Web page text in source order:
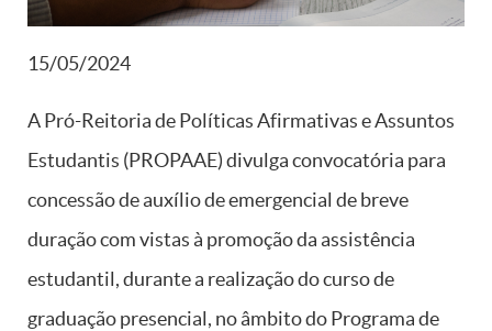
15/05/2024
A Pró-Reitoria de Políticas Afirmativas e Assuntos
Estudantis (PROPAAE) divulga convocatória para
concessão de auxílio de emergencial de breve
duração com vistas à promoção da assistência
estudantil, durante a realização do curso de
graduação presencial, no âmbito do Programa de